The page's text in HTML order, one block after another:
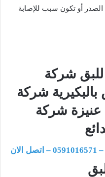
أو تكون سبب للإصابة